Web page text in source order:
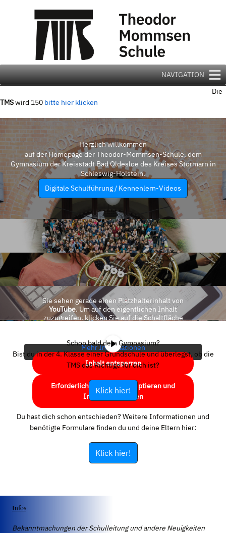
NAVIGATION
Die
TMSwird 150 bitte hier klicken
Herzlich willkommen
auf der Homepage der Theodor-Mommsen-Schule, dem
Gymnasium der Kreisstadt Bad Oldesloe des Kreises Stormarn in
Schleswig-Holstein.
Digitale Schulführung / Kennenlern-Videos
Sie sehen gerade einen Platzhalterinhalt von
YouTube. Um auf den eigentlichen Inhalt
zuzugreifen, klicken Sie auf die Schaltfläche
Mehr Informationen
Inhalt entsperren
Erforderlichen Service akzeptieren und
Inhalte entsperren
Schon bald dein Gymnasium?
Bist du in der 4. Klasse einer Grundschule und überlegst, ob die
TMS das Richtige für dich ist?
Klick hier!
Du hast dich schon entschieden? Weitere Informationen und
benötigte Formulare finden du und deine Eltern hier:
Klick hier!
Infos
Bekanntmachungen der Schulleitung und andere Neuigkeiten